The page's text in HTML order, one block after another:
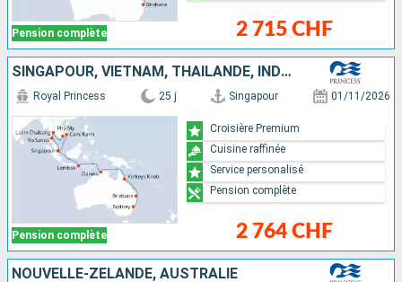
Pension complète 2 715 CHF
SINGAPOUR, VIETNAM, THAÏLANDE, INDONÉSIE, AUSTRALIE
Pension complète
Royal Princess 25 j Singapour 01/11/2026
2 764 CHF
Croisière Premium
Cuisine raffinée
Service personalisé
Pension complète
NOUVELLE-ZÉLANDE, AUSTRALIE